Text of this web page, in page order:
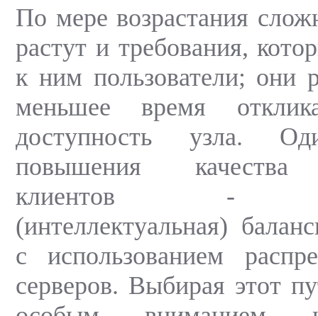
По мере возрастания
растут и требования,
к ним пользователи; они
меньшее время
доступность узла.
повышения качества
клиентов -
(интеллектуальная)
с использованием
серверов. Выбирая этот